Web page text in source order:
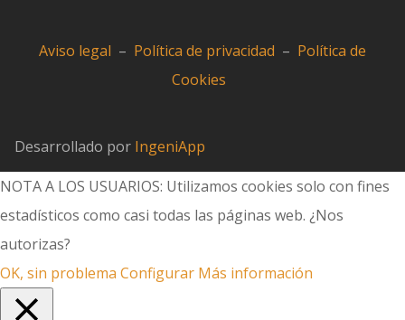
Aviso legal – Política de privacidad – Política de
Cookies
Desarrollado por IngeniApp
NOTA A LOS USUARIOS: Utilizamos cookies solo con fines
estadísticos como casi todas las páginas web. ¿Nos
autorizas?
OK, sin problema Configurar Más información